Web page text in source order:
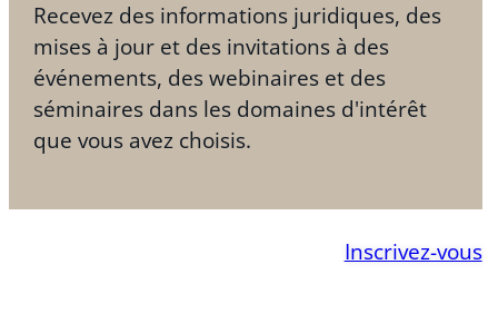
Recevez des informations juridiques, des
mises à jour et des invitations à des
événements, des webinaires et des
séminaires dans les domaines d'intérêt
que vous avez choisis.
Inscrivez-vous